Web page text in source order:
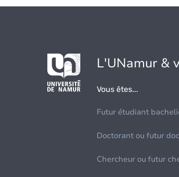
L'UNamur &
Vous êtes...
Futur étudiant
Doctorant ou futur
Chercheur ou futur